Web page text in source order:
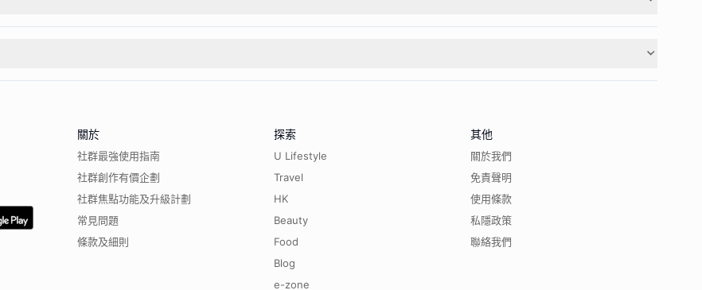
關於
社群最強使用指南
社群創作有價企劃
社群焦點功能及升級計劃
常見問題
條款及細則
探索
U Lifestyle
Travel
HK
Beauty
Food
Blog
e-zone
其他
關於我們
免責聲明
使用條款
私隱政策
聯絡我們